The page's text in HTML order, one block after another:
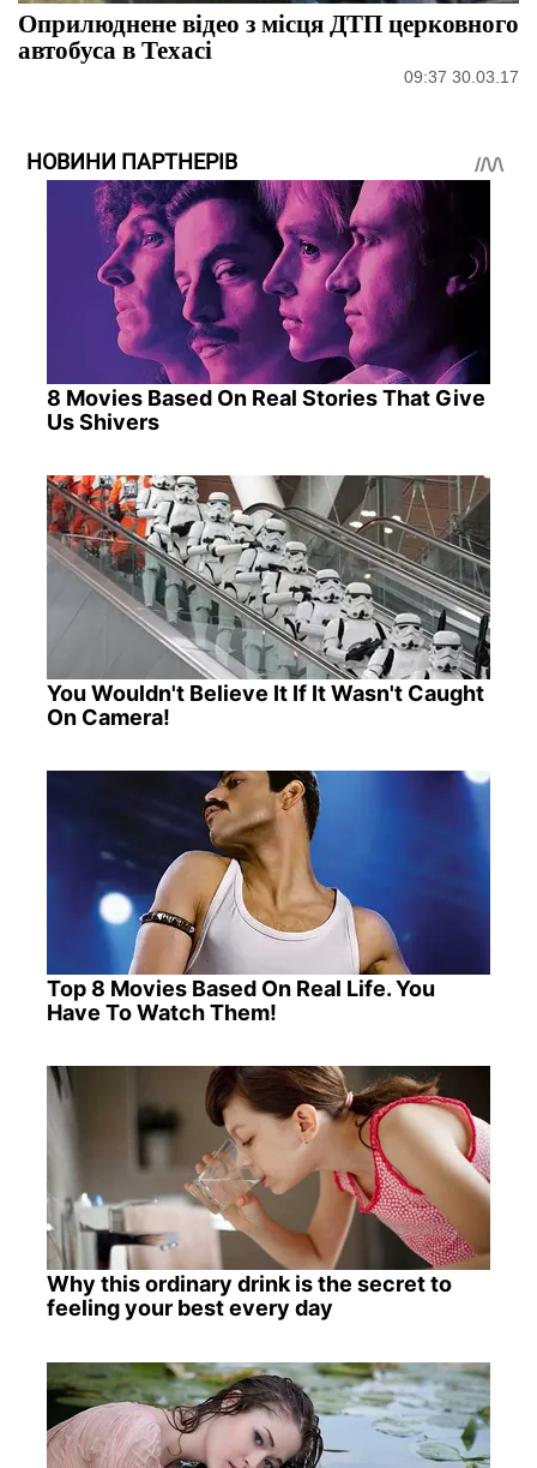
Оприлюднене відео з місця ДТП церковного
автобуса в Техасі
09:37 30.03.17
НОВИНИ ПАРТНЕРІВ
8 Movies Based On Real Stories That Give
Us Shivers
You Wouldn't Believe It If It Wasn't Caught
On Camera!
Top 8 Movies Based On Real Life. You
Have To Watch Them!
Why this ordinary drink is the secret to
feeling your best every day